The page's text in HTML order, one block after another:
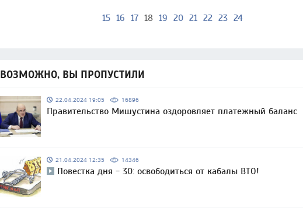
15 16 17 18 19 20 21 22 23 24
ВОЗМОЖНО, ВЫ ПРОПУСТИЛИ
22.04.2024 19:05 16896
Правительство Мишустина оздоровляет платежный баланс
21.04.2024 12:35 14346
Повестка дня - 30: освободиться от кабалы ВТО!